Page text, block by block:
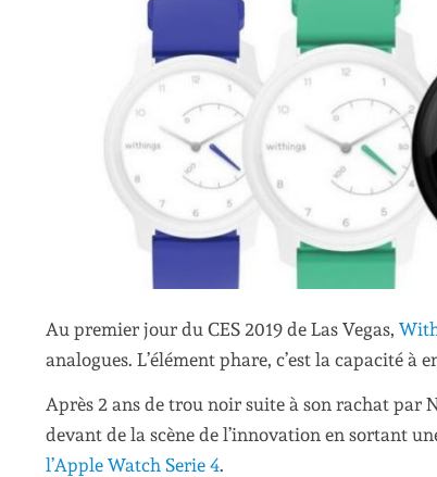
Au premier jour du CES 2019 de Las Vegas,
analogues. L’élément phare, c’est la capacité
Après 2 ans de trou noir suite à son rachat par
devant de la scène de l’innovation en sortant
l’Apple Watch Serie 4.